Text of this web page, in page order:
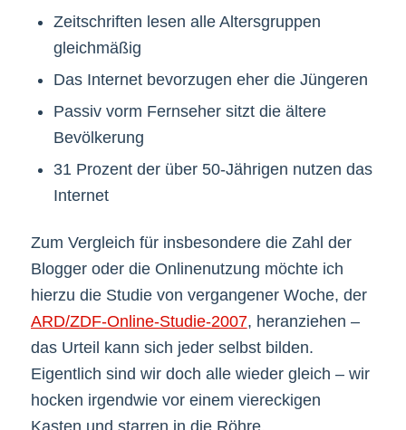
Zeitschriften lesen alle Altersgruppen
gleichmäßig
Das Internet bevorzugen eher die Jüngeren
Passiv vorm Fernseher sitzt die ältere
Bevölkerung
31 Prozent der über 50-Jährigen nutzen das
Internet
Zum Vergleich für insbesondere die Zahl der
Blogger oder die Onlinenutzung möchte ich
hierzu die Studie von vergangener Woche, der
ARD/ZDF-Online-Studie-2007, heranziehen –
das Urteil kann sich jeder selbst bilden.
Eigentlich sind wir doch alle wieder gleich – wir
hocken irgendwie vor einem viereckigen
Kasten und starren in die Röhre.